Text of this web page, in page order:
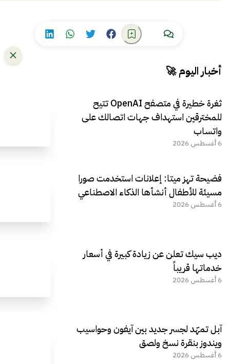
أخبار اليوم 🚀
ثغرة خطيرة في متصفح OpenAI تتيح
للمخترقين استهداف جهات اتصالك على
واتساب
6 أغسطس 2026
فضيحة تهز ميتا: إعلانات استخدمت صورا
مسيئة للأطفال أنشأها الذكاء الاصطناعي
6 أغسطس 2026
ديب سيك تعلن عن زيادة كبيرة في أسعار
خدماتها قريباً
6 أغسطس 2026
آبل تمهّد لجسر جديد بين آيفون وحواسيب
ويندوز بنقرة نسخ ولصق
6 أغسطس 2026